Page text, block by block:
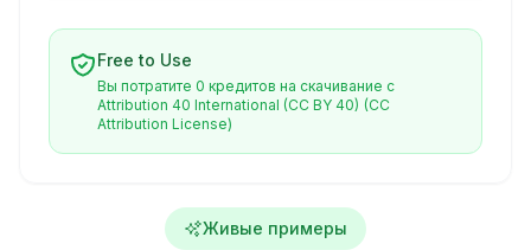
Free to Use
Вы потратите 0 кредитов на скачивание с
Attribution 40 International (CC BY 40) (CC
Attribution License)
Живые примеры